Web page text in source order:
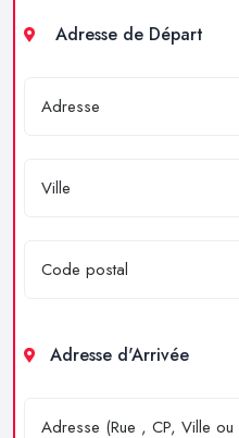
Adresse de Départ
Adresse d'Arrivée